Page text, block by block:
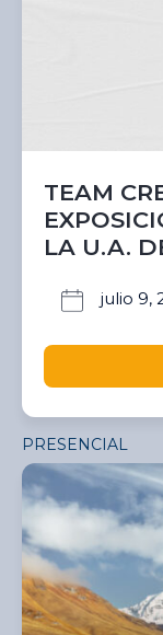
TEAM
LA U.A.
julio 9,
PRESENCIAL